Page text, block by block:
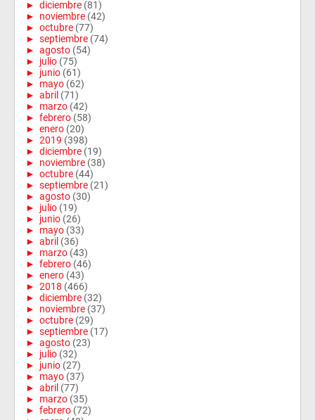
► diciembre (81)
► noviembre (42)
► octubre (77)
► septiembre (74)
► agosto (54)
► julio (75)
► junio (61)
► mayo (62)
► abril (71)
► marzo (42)
► febrero (58)
► enero (20)
► 2019 (398)
► diciembre (19)
► noviembre (38)
► octubre (44)
► septiembre (21)
► agosto (30)
► julio (19)
► junio (26)
► mayo (33)
► abril (36)
► marzo (43)
► febrero (46)
► enero (43)
► 2018 (466)
► diciembre (32)
► noviembre (37)
► octubre (29)
► septiembre (17)
► agosto (23)
► julio (32)
► junio (27)
► mayo (37)
► abril (77)
► marzo (35)
► febrero (72)